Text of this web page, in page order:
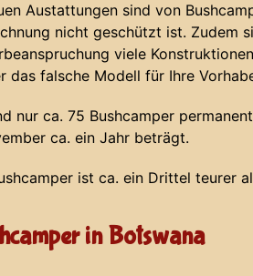
Austattungen sind von
nicht geschützt ist. Zudem
viele
das falsche Modell für Ihre
nur ca. 75 Bushcamper
ca. ein Jahr beträgt.
ist ca. ein Drittel teurer
in Botswana